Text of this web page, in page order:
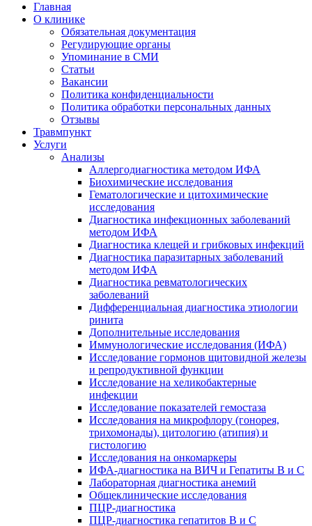
Главная
О клинике
Обязательная документация
Регулирующие органы
Упоминание в СМИ
Статьи
Вакансии
Политика конфиденциальности
Политика обработки персональных данных
Отзывы
Травмпункт
Услуги
Анализы
Аллергодиагностика методом ИФА
Биохимические исследования
Гематологические и цитохимические
исследования
Диагностика инфекционных заболеваний
методом ИФА
Диагностика клещей и грибковых инфекций
Диагностика паразитарных заболеваний
методом ИФА
Диагностика ревматологических
заболеваний
Дифференциальная диагностика этиологии
ринита
Дополнительные исследования
Иммунологические исследования (ИФА)
Исследование гормонов щитовидной железы
и репродуктивной функции
Исследование на хеликобактерные
инфекции
Исследование показателей гемостаза
Исследования на микрофлору (гонорея,
трихомонады), цитологию (атипия) и
гистологию
Исследования на онкомаркеры
ИФА-диагностика на ВИЧ и Гепатиты B и C
Лабораторная диагностика анемий
Общеклинические исследования
ПЦР-диагностика
ПЦР-диагностика гепатитов B и C